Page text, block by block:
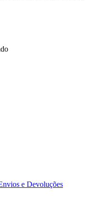
e Devoluções